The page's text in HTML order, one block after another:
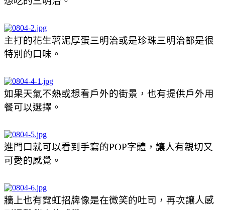
主打的花生薯泥厚蛋三明治或是珍珠三明治都是很
特別的口味。
如果天氣不熱或想看戶外的街景，也有提供戶外用
餐可以選擇。
進門口就可以看到手寫的POP字體，讓人有親切又
可愛的感覺。
牆上也有霓虹招牌像是在微笑的吐司，再次讓人感